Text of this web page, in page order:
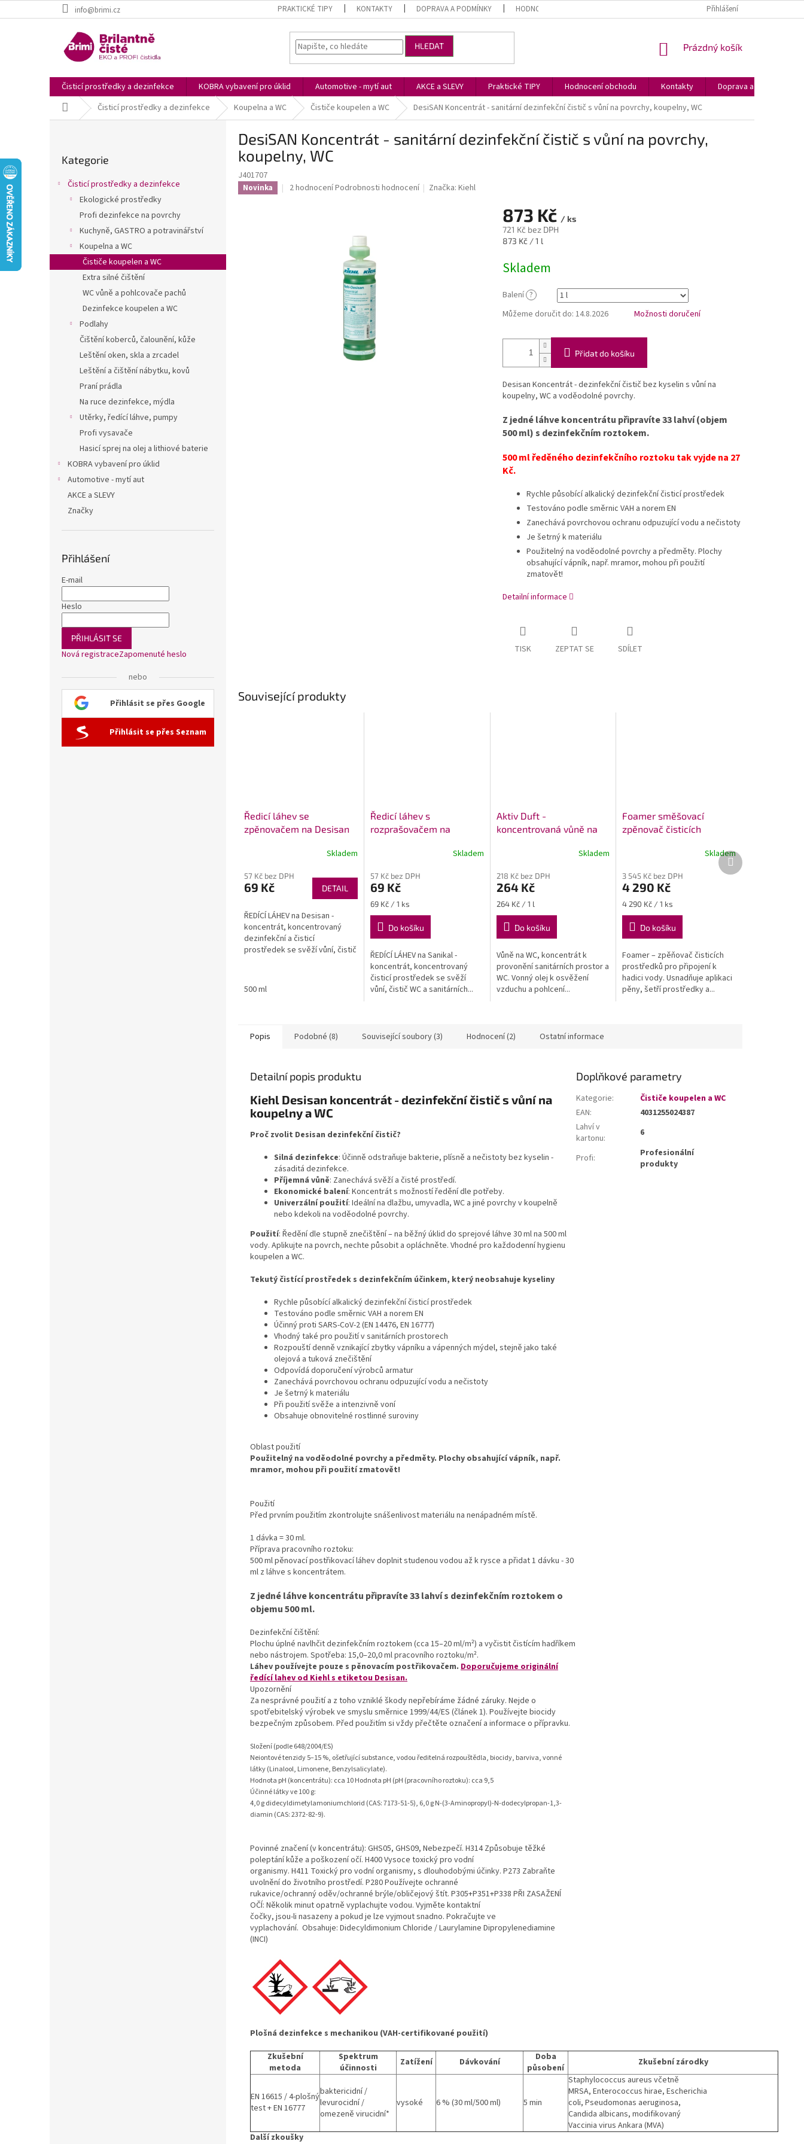
na
info@brimi.cz PRAKTICKÉ TIPY KONTAKTY DOPRAVA A PODMÍNKY HODNOCENÍ OBCHODU GLACI AID HASICÍ SPREJ
Přihlášení
HLEDAT
NÁKUPNÍ
Prázdný košík
Čisticí prostředky a dezinfekce KOBRA vybavení pro úklid Automotive - mytí aut AKCE a SLEVY Praktické TIPY Hodnocení obchodu Kontakty
Doprava a podmínky
Domů Čisticí prostředky a dezinfekce Koupelna a WC Čističe koupelen a WC DesiSAN Koncentrát - sanitární dezinfekční čistič s vůní na povrchy, koupelny, WC
a
n
kategorie
Kategorie
Čisticí prostředky a dezinfekce
Ekologické prostředky
Profi dezinfekce na povrchy
Kuchyně, GASTRO a potravinářství
Koupelna a WC
Čističe koupelen a WC
Extra silné čištění
WC vůně a pohlcovače pachů
Dezinfekce koupelen a WC
Podlahy
Čištění koberců, čalounění, kůže
Leštění oken, skla a zrcadel
Leštění a čištění nábytku, kovů
Praní prádla
Na ruce dezinfekce, mýdla
Utěrky, ředící láhve, pumpy
Profi vysavače
Hasicí sprej na olej a lithiové baterie
KOBRA vybavení pro úklid
Automotive - mytí aut
AKCE a SLEVY
Značky
Přihlášení
E-mail
Heslo
PŘIHLÁSIT SE
Nová registraceZapomenuté heslo
nebo
Přihlásit se přes Google
Přihlásit se přes Seznam
DesiSAN Koncentrát - sanitární dezinfekční čistič s vůní na povrchy,
koupelny, WC
J401707
Novinka
Průměrné
2 hodnoceníPodrobnosti hodnocení Značka:Kiehl
873 Kč / ks
721 Kč bez DPH
Měrná
873 Kč / 1 l
Skladem
Balení ?
Můžeme doručit do: 14.8.2026 Možnosti doručení
Přidat do košíku
Desisan Koncentrát - dezinfekční čistič bez kyselin s vůní na
koupelny, WC a voděodolné povrchy.
Z jedné láhve koncentrátu připravíte 33 lahví (objem
500 ml) s dezinfekčním roztokem.
500 ml ředěného dezinfekčního roztoku tak vyjde na 27
Kč.
Rychle působící alkalický dezinfekční čisticí prostředek
Testováno podle směrnic VAH a norem EN
Zanechává povrchovou ochranu odpuzující vodu a nečistoty
Je šetrný k materiálu
Použitelný na voděodolné povrchy a předměty. Plochy
obsahující vápník, např. mramor, mohou při použití
zmatovět!
Detailní informace
TISK ZEPTAT SE SDÍLET
Související produkty
Ředicí láhev se
zpěnovačem na Desisan
Skladem
57 Kč bez DPH
69 Kč DETAIL
ŘEDÍCÍ LÁHEV na Desisan -
koncentrát, koncentrovaný
dezinfekční a čisticí
prostředek se svěží vůní, čistič
500 ml
Ředicí láhev s
rozprašovačem na
produktu
je
5,0
hvězdiček.
Skladem
57 Kč bez DPH
69 Kč
Měrná
cena:
69 Kč / 1 ks
Do košíku
ŘEDÍCÍ LÁHEV na Sanikal -
koncentrát, koncentrovaný
čisticí prostředek se svěží
vůní, čistič WC a sanitárních...
Aktiv Duft -
koncentrovaná vůně na
produktu
je
5,0
hvězdiček.
Skladem
218 Kč bez DPH
264 Kč
Měrná
cena:
264 Kč / 1 l
Do košíku
Vůně na WC, koncentrát k
provonění sanitárních prostor a
WC. Vonný olej k osvěžení
vzduchu a pohlcení...
Foamer směšovací
zpěnovač čisticích
Skladem
3 545 Kč bez DPH
4 290 Kč
Měrná
cena:
4 290 Kč / 1 ks
Do košíku
Foamer – zpěňovač čisticích
prostředků pro připojení k
hadici vody. Usnadňuje aplikaci
pěny, šetří prostředky a...
Další
produkt
Popis Podobné (8) Související soubory (3) Hodnocení (2) Ostatní informace
Detailní popis produktu
Kiehl Desisan koncentrát - dezinfekční čistič s vůní na
koupelny a WC
Proč zvolit Desisan dezinfekční čistič?
Silná dezinfekce: Účinně odstraňuje bakterie, plísně a nečistoty bez kyselin -
zásaditá dezinfekce.
Příjemná vůně: Zanechává svěží a čisté prostředí.
Ekonomické balení: Koncentrát s možností ředění dle potřeby.
Univerzální použití: Ideální na dlažbu, umyvadla, WC a jiné povrchy v koupelně
nebo kdekoli na voděodolné povrchy.
Použití: Ředění dle stupně znečištění – na běžný úklid do sprejové láhve 30 ml na 500 ml
vody. Aplikujte na povrch, nechte působit a opláchněte. Vhodné pro každodenní hygienu
koupelen a WC.
Tekutý čistící prostředek s dezinfekčním účinkem, který neobsahuje kyseliny
Rychle působící alkalický dezinfekční čisticí prostředek
Testováno podle směrnic VAH a norem EN
Účinný proti SARS-CoV-2 (EN 14476, EN 16777)
Vhodný také pro použití v sanitárních prostorech
Rozpouští denně vznikající zbytky vápníku a vápenných mýdel, stejně jako také
olejová a tuková znečištění
Odpovídá doporučení výrobců armatur
Zanechává povrchovou ochranu odpuzující vodu a nečistoty
Je šetrný k materiálu
Při použití svěže a intenzivně voní
Obsahuje obnovitelné rostlinné suroviny
Oblast použití
Použitelný na voděodolné povrchy a předměty. Plochy obsahující vápník, např.
mramor, mohou při použití zmatovět!
Použití
Před prvním použitím zkontrolujte snášenlivost materiálu na nenápadném místě.
1 dávka = 30 ml.
Příprava pracovního roztoku:
500 ml pěnovací postřikovací láhev doplnit studenou vodou až k rysce a přidat 1 dávku - 30
ml z láhve s koncentrátem.
Z jedné láhve koncentrátu připravíte 33 lahví s dezinfekčním roztokem o
objemu 500 ml.
Dezinfekční čištění:
Plochu úplné navlhčit dezinfekčním roztokem (cca 15–20 ml/m²) a vyčistit čistícím hadříkem
nebo nástrojem. Spotřeba: 15,0‒20,0 ml pracovního roztoku/m².
Láhev používejte pouze s pěnovacím postřikovačem. Doporučujeme originální
ředící lahev od Kiehl s etiketou Desisan.
Upozornění
Za nesprávné použití a z toho vzniklé škody nepřebíráme žádné záruky. Nejde o
spotřebitelský výrobek ve smyslu směrnice 1999/44/ES (článek 1). Používejte biocidy
bezpečným způsobem. Před použitím si vždy přečtěte označení a informace o přípravku.
Složení (podle 648/2004/ES)
Neiontové tenzidy 5–15 %, ošetřující substance, vodou ředitelná rozpouštědla, biocidy, barviva, vonné
látky (Linalool, Limonene, Benzylsalicylate).
Hodnota pH (koncentrátu): cca 10 Hodnota pH (pH (pracovního roztoku): cca 9,5
Účinné látky ve 100 g:
4,0 g didecyldimetylamoniumchlorid (CAS: 7173-51-5), 6,0 g N-(3-Aminopropyl)-N-dodecylpropan-1,3-
diamin (CAS: 2372-82-9).
Povinné značení (v koncentrátu): GHS05, GHS09, Nebezpečí. H314 Způsobuje těžké
poleptání kůže a poškození očí. H400 Vysoce toxický pro vodní
organismy. H411 Toxický pro vodní organismy, s dlouhodobými účinky. P273 Zabraňte
uvolnění do životního prostředí. P280 Používejte ochranné
rukavice/ochranný oděv/ochranné brýle/obličejový štít. P305+P351+P338 PŘI ZASAŽENÍ
OČÍ: Několik minut opatrně vyplachujte vodou. Vyjměte kontaktní
čočky, jsou-li nasazeny a pokud je lze vyjmout snadno. Pokračujte ve
vyplachování. Obsahuje: Didecyldimonium Chloride / Laurylamine Dipropylenediamine
(INCI)
Plošná dezinfekce s mechanikou (VAH-certifikované použití)
Zkušební
metoda
Spektrum
účinnosti
Zatížení Dávkování
Doba
působení
Zkušební zárodky
EN 16615 / 4-plošný
test + EN 16777
baktericidní /
levurocidní /
omezeně virucidní*
vysoké 6 % (30 ml/500 ml) 5 min
Staphylococcus aureus včetně
MRSA, Enterococcus hirae, Escherichia
coli, Pseudomonas aeruginosa,
Candida albicans, modifikovaný
Vaccinia virus Ankara (MVA)
Další zkoušky
Doplňkové parametry
Kategorie:
Čističe koupelen a WC
EAN:
4031255024387
Lahví v
kartonu: 6
Profi:
Profesionální
produkty